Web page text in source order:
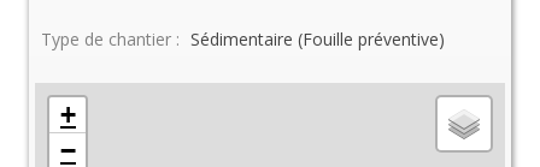
Type de chantier : Sédimentaire (Fouille préventive)
+
−